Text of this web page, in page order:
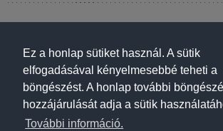
Ez a honlap sütiket használ. A sütik
elfogadásával kényelmesebbé teheti a
böngészést. A honlap további
hozzájárulását adja a sütik
További információ.